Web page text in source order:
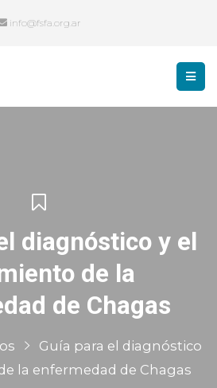
info@fsfa.org.ar
diagnóstico y el
de la
de Chagas
Guía para el diagnóstico
la enfermedad de Chagas